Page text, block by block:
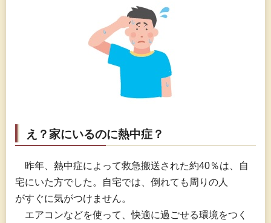
え？家にいるのに熱中症？
昨年、熱中症によって救急搬送された約40％は、自
宅にいた方でした。自宅では、倒れても周りの人
がすぐに気がつけません。
エアコンなどを使って、快適に過ごせる環境をつく